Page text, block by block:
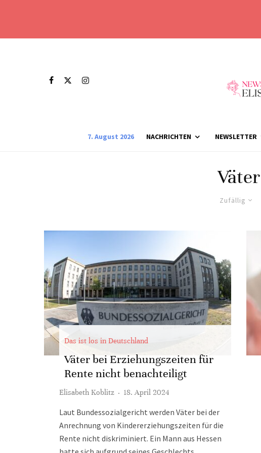
7. August 2026 NACHRICHTEN NEWSLETTER
Väter
Zufällig
Das ist los in Deutschland
Väter bei Erziehungszeiten für
Rente nicht benachteiligt
Elisabeth Koblitz · 18. April 2024
Laut Bundessozialgericht werden Väter bei der
Anrechnung von Kindererziehungszeiten für die
Rente nicht diskriminiert. Ein Mann aus Hessen